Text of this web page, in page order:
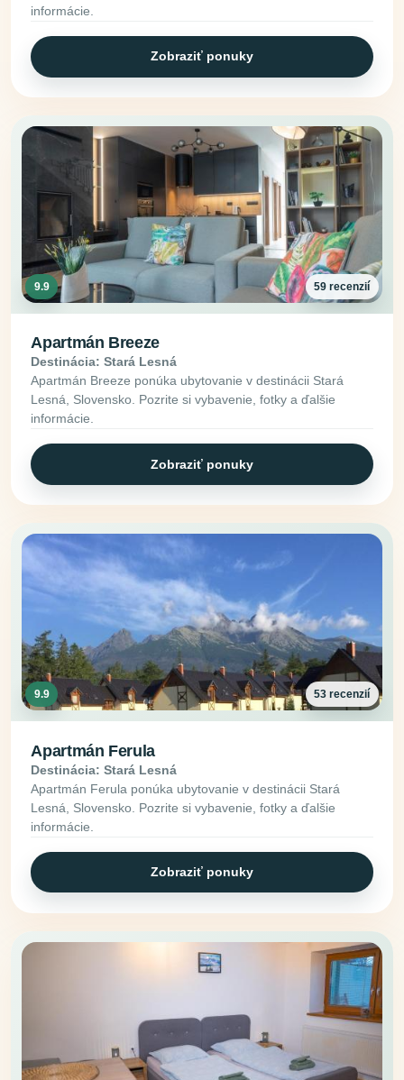
informácie.
Zobraziť ponuky
9.9 59 recenzií
Apartmán Breeze
Destinácia: Stará Lesná
Apartmán Breeze ponúka ubytovanie v destinácii Stará
Lesná, Slovensko. Pozrite si vybavenie, fotky a ďalšie
informácie.
Zobraziť ponuky
9.9 53 recenzií
Apartmán Ferula
Destinácia: Stará Lesná
Apartmán Ferula ponúka ubytovanie v destinácii Stará
Lesná, Slovensko. Pozrite si vybavenie, fotky a ďalšie
informácie.
Zobraziť ponuky